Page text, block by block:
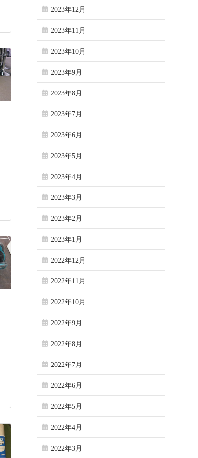
2023年12月
2023年11月
2023年10月
2023年9月
2023年8月
2023年7月
2023年6月
2023年5月
2023年4月
2023年3月
2023年2月
2023年1月
2022年12月
2022年11月
2022年10月
2022年9月
2022年8月
2022年7月
2022年6月
2022年5月
2022年4月
2022年3月